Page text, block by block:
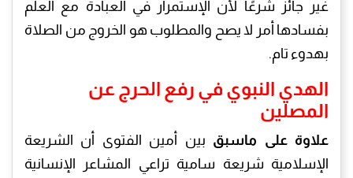
غير جائز شرعًا لأن الإستمرار في العبادة مع العلم
بفسادها أمر لا يصح والمطلوب هو الخروج من الصلاة
بهدوء تام.
الهدي النبوي في رفع الحرج عن
المصلين
علاوة على ماسبق بين أمين الفتوى أن الشريعة
الإسلامية شريعة سامية تراعي المشاعر الإنسانية